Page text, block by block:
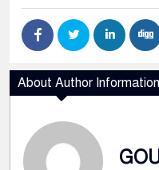
About Author Information